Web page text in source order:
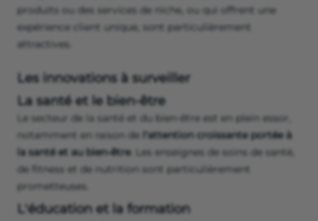
produits ou des services de niche, ou qui offrent une
expérience client unique, sont particulièrement
attractives.
Les innovations à surveiller
La santé et le bien-être
Le secteur de la santé et du bien-être est en plein essor,
notamment en raison de
l'attention croissante portée à
la santé et au bien-être. Les enseignes de soins de santé,
de fitness et de nutrition sont particulièrement
prometteuses.
L'éducation et la formation